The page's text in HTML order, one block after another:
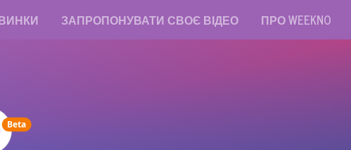
ЗАПРОПОНУВАТИ СВОЄ ВІДЕО ПРО WEEKNO
Betaunread messages